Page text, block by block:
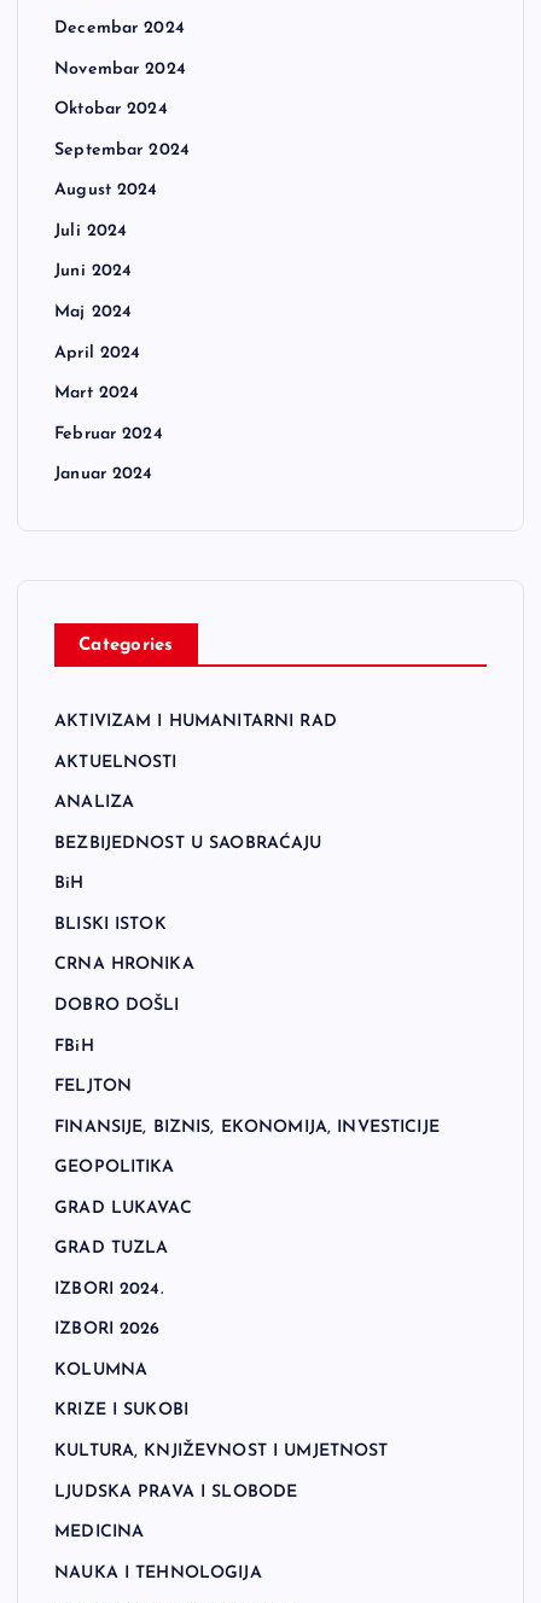
Decembar 2024
Novembar 2024
Oktobar 2024
Septembar 2024
August 2024
Juli 2024
Juni 2024
Maj 2024
April 2024
Mart 2024
Februar 2024
Januar 2024
Categories
AKTIVIZAM I HUMANITARNI RAD
AKTUELNOSTI
ANALIZA
BEZBIJEDNOST U SAOBRAĆAJU
BiH
BLISKI ISTOK
CRNA HRONIKA
DOBRO DOŠLI
FBiH
FELJTON
FINANSIJE, BIZNIS, EKONOMIJA, INVESTICIJE
GEOPOLITIKA
GRAD LUKAVAC
GRAD TUZLA
IZBORI 2024.
IZBORI 2026
KOLUMNA
KRIZE I SUKOBI
KULTURA, KNJIŽEVNOST I UMJETNOST
LJUDSKA PRAVA I SLOBODE
MEDICINA
NAUKA I TEHNOLOGIJA